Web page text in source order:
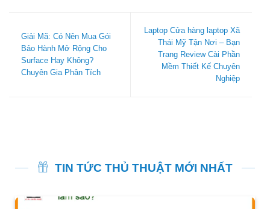
Giải Mã: Có Nên Mua Gói
Bảo Hành Mở Rộng Cho
Surface Hay Không?
Chuyên Gia Phân Tích
Laptop Cửa hàng laptop Xã
Thái Mỹ Tận Nơi – Bạn
Trang Review Cài Phần
Mềm Thiết Kế Chuyên
Nghiệp
TIN TỨC THỦ THUẬT MỚI NHẤT